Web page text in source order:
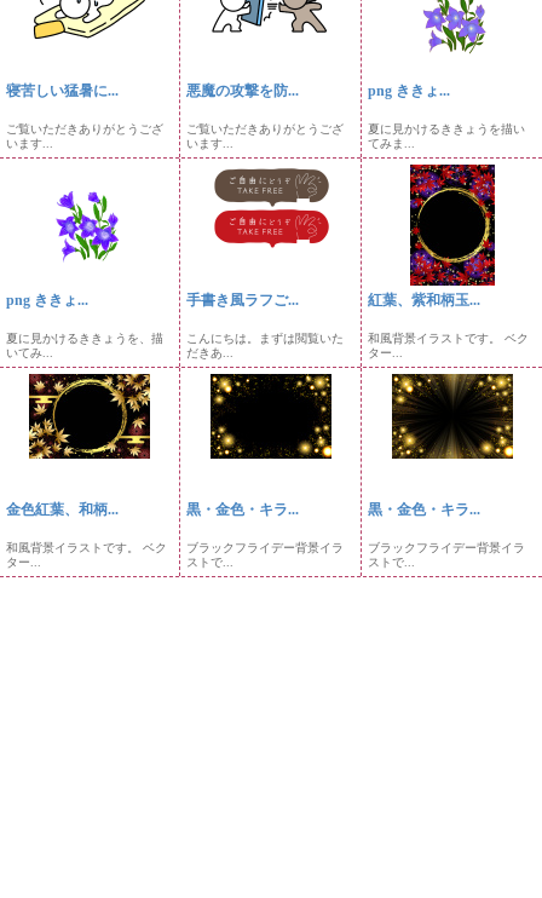
寝苦しい猛暑に...
ご覧いただきありがとうござ
います...
悪魔の攻撃を防...
ご覧いただきありがとうござ
います...
png ききょ...
夏に見かけるききょうを描い
てみま...
png ききょ...
夏に見かけるききょうを、描
いてみ...
手書き風ラフご...
こんにちは。まずは閲覧いた
だきあ...
紅葉、紫和柄玉...
和風背景イラストです。 ベク
ター...
金色紅葉、和柄...
和風背景イラストです。 ベク
ター...
黒・金色・キラ...
ブラックフライデー背景イラ
ストで...
黒・金色・キラ...
ブラックフライデー背景イラ
ストで...